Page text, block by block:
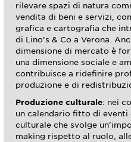
rilevare spazi di natura
vendita di beni e servizi,
grafica e cartografia che
di Lino’s & Co a Verona.
dimensione di mercato è
una dimensione sociale e
contribuisce a ridefinire
produzione e di
Produzione culturale: nei
un calendario fitto di
culturale che svolge
making rispetto al ruolo,